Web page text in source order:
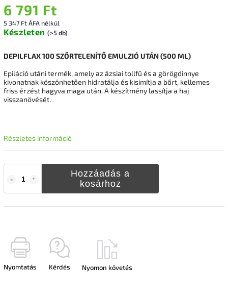
6 791 Ft
5 347 Ft ÁFA nélkül
Készleten (>5 db)
Hozzáadás a
kosárhoz
DEPILFLAX 100 SZŐRTELENÍTŐ EMULZIÓ UTÁN (500 ML)
Epiláció utáni termék, amely az ázsiai tollfű és a görögdinnye
kivonatnak köszönhetően hidratálja és kisimítja a bőrt, kellemes
friss érzést hagyva maga után. A készítmény lassítja a haj
visszanövését.
Részletes információ
Nyomtatás Kérdés Nyomon követés